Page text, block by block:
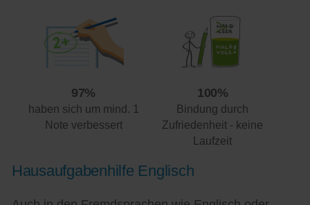
97%
haben sich um mind. 1
Note verbessert
100%
Bindung durch
Zufriedenheit - keine
Laufzeit
Hausaufgabenhilfe Englisch